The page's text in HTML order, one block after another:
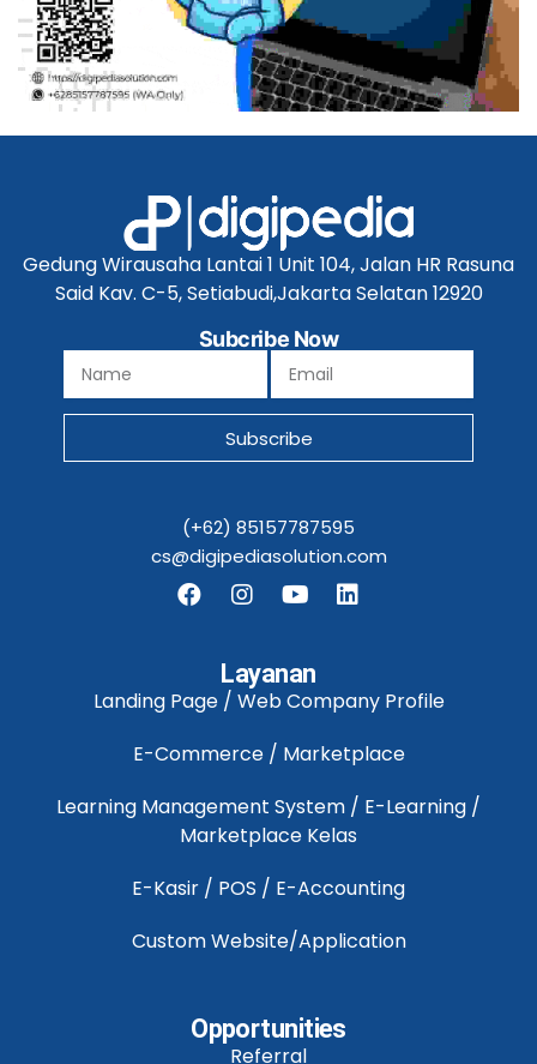
Gedung Wirausaha Lantai 1 Unit 104, Jalan HR Rasuna
Said Kav. C-5, Setiabudi,Jakarta Selatan 12920
Subcribe Now
Subscribe
(+62) 85157787595
cs@digipediasolution.com
Layanan
Landing Page / Web Company Profile
E-Commerce / Marketplace
Learning Management System / E-Learning /
Marketplace Kelas
E-Kasir / POS / E-Accounting
Custom Website/Application
Opportunities
Referral